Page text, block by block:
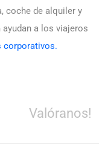
coche de alquiler y
a los viajeros
corporativos.
Valóranos!